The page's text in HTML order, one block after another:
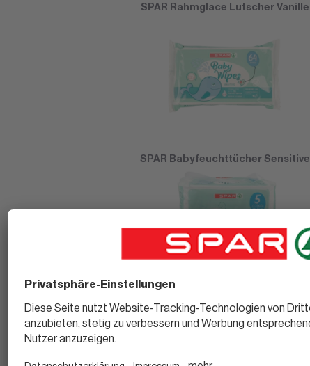
SPAR Rahmglace Lutscher Vanille
SPAR Babyfeuchttücher Sensitive
SPAR Windeln Junior Gr. 5